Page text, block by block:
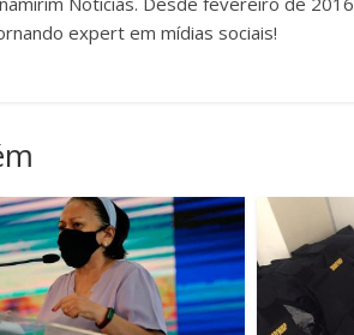
expert em mídias sociais!